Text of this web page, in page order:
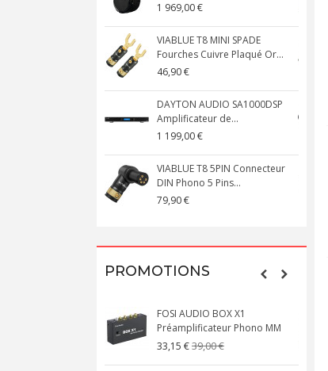
1 969,00 €
VIABLUE T8 MINI SPADE
Fourches Cuivre Plaqué Or...
46,90 €
DAYTON AUDIO SA1000DSP
Amplificateur de...
1 199,00 €
VIABLUE T8 5PIN Connecteur
DIN Phono 5 Pins...
79,90 €
PROMOTIONS
FOSI AUDIO BOX X1
Préamplificateur Phono MM
33,15 €39,00 €